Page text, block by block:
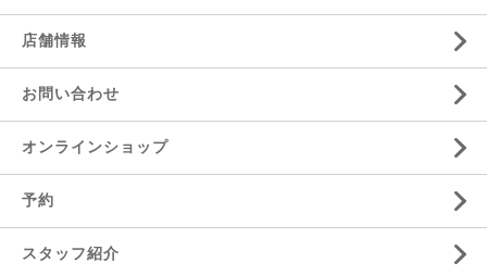
店舗情報
お問い合わせ
オンラインショップ
予約
スタッフ紹介